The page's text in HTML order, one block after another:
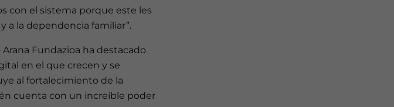
con el sistema porque este les
a la dependencia familiar”.
Fundazioa ha destacado
en el que crecen y se
al fortalecimiento de la
cuenta con un increíble poder